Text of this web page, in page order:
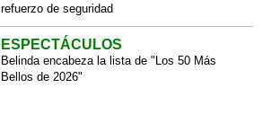
refuerzo de seguridad
ESPECTÁCULOS
Belinda encabeza la lista de "Los 50 Más
Bellos de 2026"